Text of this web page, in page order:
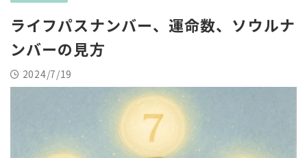
ライフパスナンバー、運命数、ソウルナ
ンバーの見方
2024/7/19